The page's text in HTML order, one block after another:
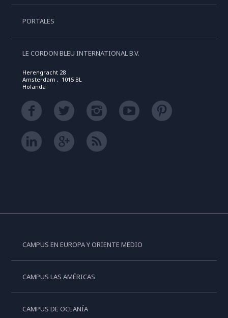
PORTALES
LE CORDON BLEU INTERNATIONAL B.V.
Herengracht 28
Amsterdam , 1015 BL
Holanda
CAMPUS EN EUROPA Y ORIENTE MEDIO
CAMPUS LAS AMÉRICAS
CAMPUS DE OCEANÍA